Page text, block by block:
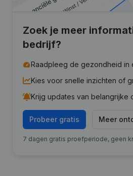
Zoek je meer
bedrijf?
Raadpleeg de gezondheid in
Kies voor snelle inzichten of
Krijg updates van belangrijke
Probeer gratis Meer
7 dagen gratis proefperiode, geen